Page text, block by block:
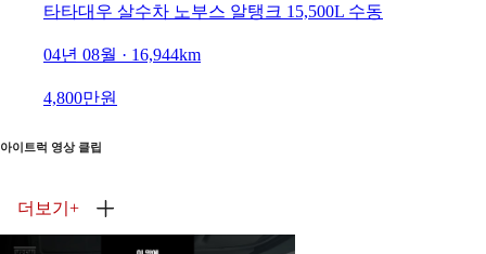
타타대우 살수차 노부스 알탱크 15,500L 수동
04년 08월 · 16,944km
4,800만원
아이트럭 영상 클립
더보기 +